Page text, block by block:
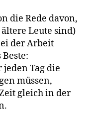
die Rede davon,
Leute sind)
der Arbeit
Tag die
müssen,
gleich in der